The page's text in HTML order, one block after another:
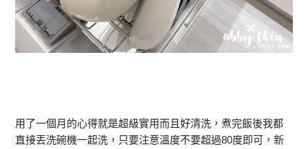
用了一個月的心得就是超級實用而且好清洗，煮完飯後我都
直接丟洗碗機一起洗，只要注意溫度不要超過80度即可，新